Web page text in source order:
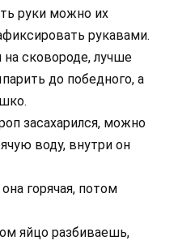
руки можно их
рукавами.
на сковороде, лучше
до победного, а
засахарился, можно
воду, внутри он
горячая, потом
яйцо разбиваешь,